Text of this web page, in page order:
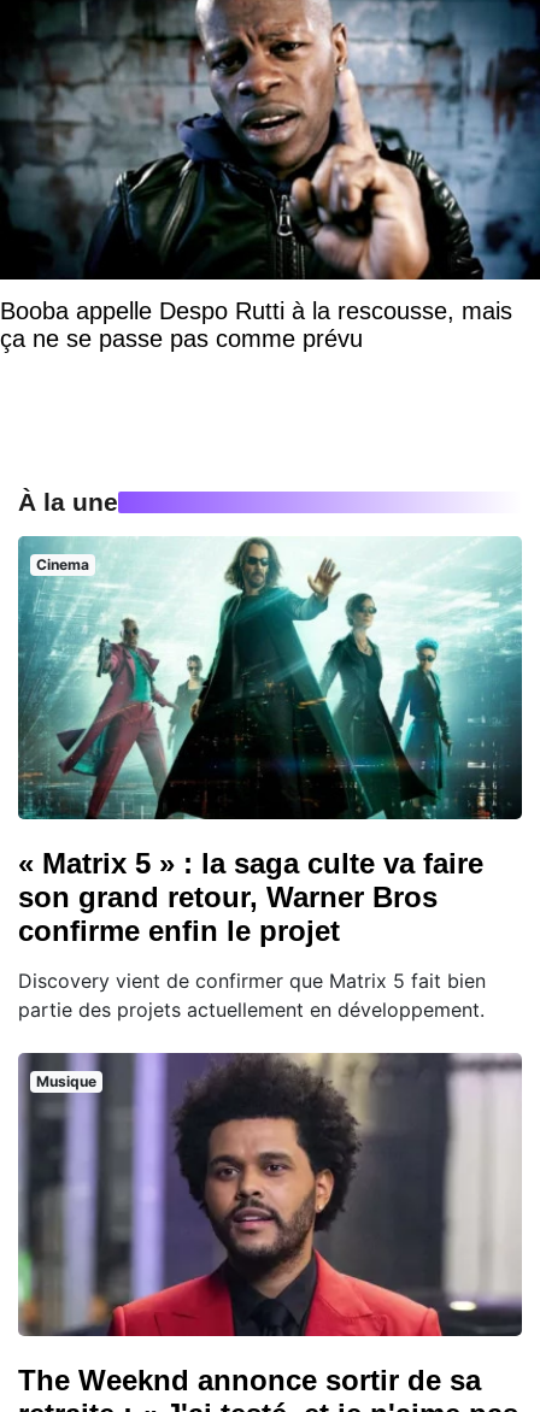
Booba appelle Despo Rutti à la rescousse, mais
ça ne se passe pas comme prévu
À la une
Cinema
« Matrix 5 » : la saga culte va faire
son grand retour, Warner Bros
confirme enfin le projet
Discovery vient de confirmer que Matrix 5 fait bien
partie des projets actuellement en développement.
Musique
The Weeknd annonce sortir de sa